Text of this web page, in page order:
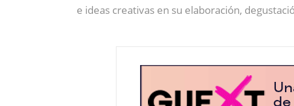
e ideas creativas en su elaboración,